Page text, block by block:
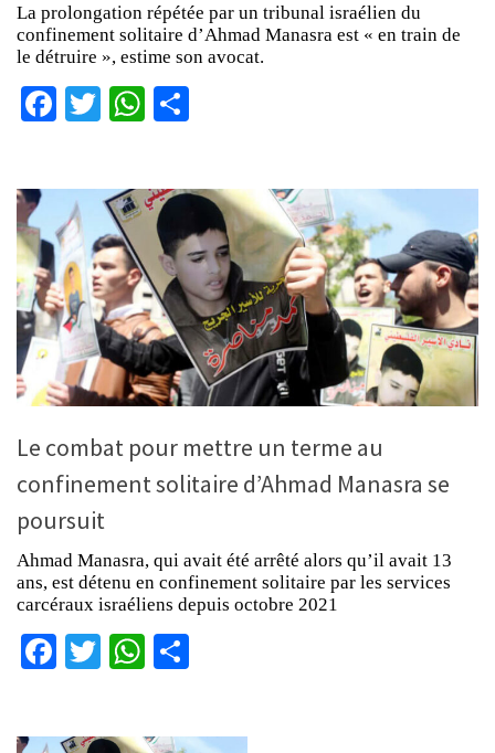
La prolongation répétée par un tribunal israélien du
confinement solitaire d’Ahmad Manasra est « en train de
le détruire », estime son avocat.
Facebook
TwitterWhatsApp
Le combat pour mettre un terme au
confinement solitaire d’Ahmad Manasra se
poursuit
Ahmad Manasra, qui avait été arrêté alors qu’il avait 13
ans, est détenu en confinement solitaire par les services
carcéraux israéliens depuis octobre 2021
Facebook
TwitterWhatsApp